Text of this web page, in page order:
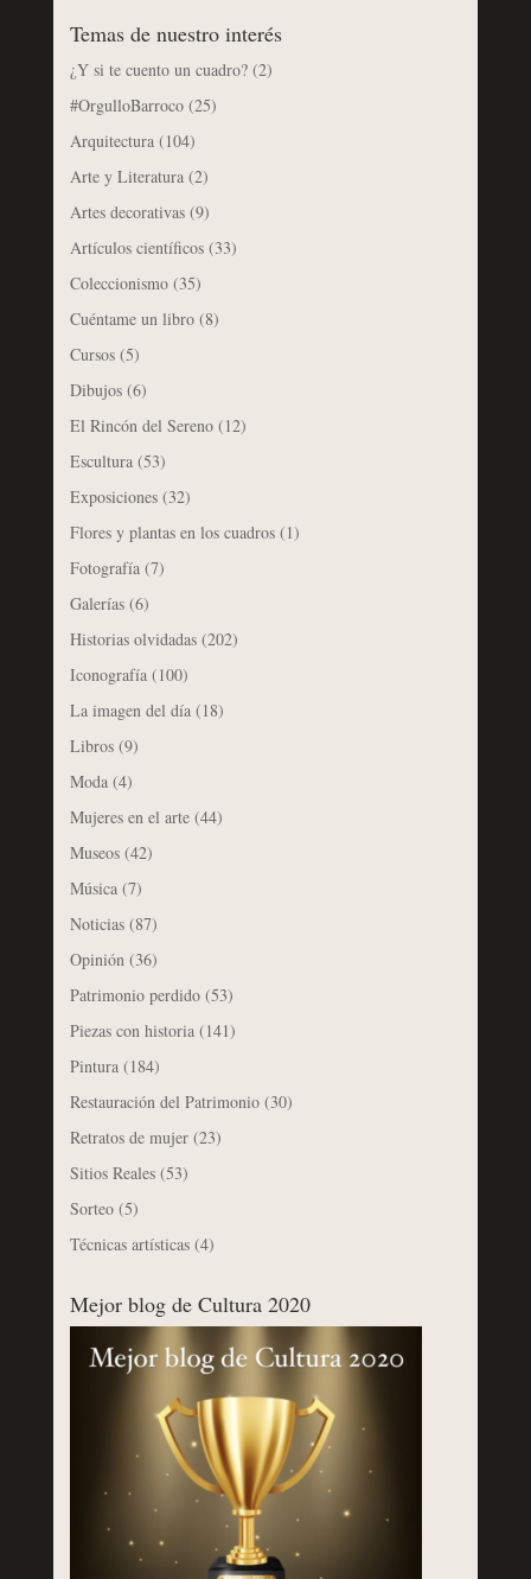
Temas de nuestro interés
¿Y si te cuento un cuadro?(2)
#OrgulloBarroco(25)
Arquitectura(104)
Arte y Literatura(2)
Artes decorativas(9)
Artículos científicos(33)
Coleccionismo(35)
Cuéntame un libro(8)
Cursos(5)
Dibujos(6)
El Rincón del Sereno(12)
Escultura(53)
Exposiciones(32)
Flores y plantas en los cuadros(1)
Fotografía(7)
Galerías(6)
Historias olvidadas(202)
Iconografía(100)
La imagen del día(18)
Libros(9)
Moda(4)
Mujeres en el arte(44)
Museos(42)
Música(7)
Noticias(87)
Opinión(36)
Patrimonio perdido(53)
Piezas con historia(141)
Pintura(184)
Restauración del Patrimonio(30)
Retratos de mujer(23)
Sitios Reales(53)
Sorteo(5)
Técnicas artísticas(4)
Mejor blog de Cultura 2020